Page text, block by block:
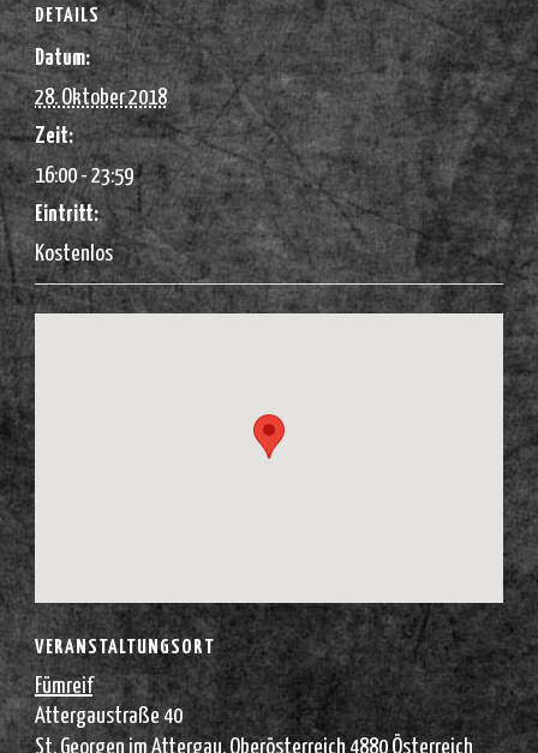
DETAILS
Datum:
28. Oktober 2018
Zeit:
16:00 - 23:59
Eintritt:
Kostenlos
VERANSTALTUNGSORT
Fümreif
Attergaustraße 40
St. Georgen im Attergau, Oberösterreich 4880 Österreich